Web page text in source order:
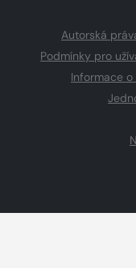
Autorská
Podmínky pro
Informace